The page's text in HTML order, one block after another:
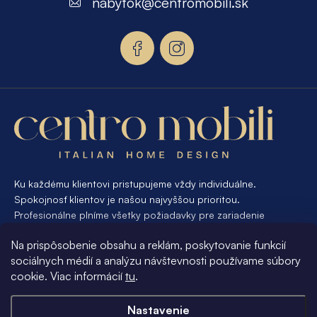
Na prispôsobenie obsahu a reklám, poskytovanie funkcií
sociálnych médií a analýzu návštevnosti používame súbory
cookie. Viac informácií tu.
Nastavenie
e
Ku každému klientovi pristupujeme vždy individuálne.
Spokojnosť klientov je našou najvyššou prioritou.
Profesionálne plníme všetky požiadavky pre zariadenie
nábytku na mieru, presne pre váš interiér, je pre nás
samozrejmosťou Vám vyhovieť.